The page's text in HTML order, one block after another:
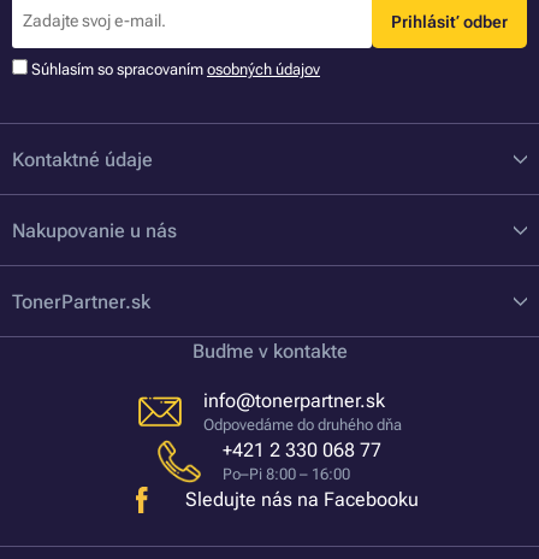
Prihlásiť odber
Súhlasím so spracovaním osobných údajov
Kontaktné údaje
Nakupovanie u nás
TonerPartner.sk
Buďme v kontakte
info@tonerpartner.sk
Odpovedáme do druhého dňa
+421 2 330 068 77
Po–Pi 8:00 – 16:00
Sledujte nás na Facebooku